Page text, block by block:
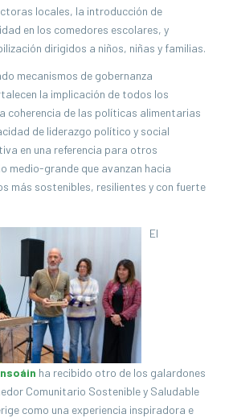
locales, la introducción de
en los comedores escolares, y
dirigidos a niños, niñas y familias.
mecanismos de gobernanza
la implicación de todos los
coherencia de las políticas alimentarias
de liderazgo político y social
en una referencia para otros
medio-grande que avanzan hacia
más sostenibles, resilientes y con fuerte
El
ha recibido otro de los galardones
Comunitario Sostenible y Saludable
como una experiencia inspiradora e